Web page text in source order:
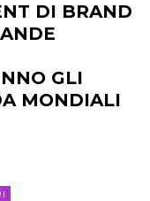
DI BRAND
GLI
MONDIALI